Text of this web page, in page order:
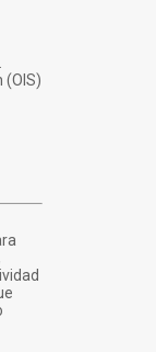
(OIS)